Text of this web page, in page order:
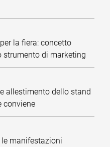
la fiera: concetto
strumento di marketing
allestimento dello stand
conviene
manifestazioni